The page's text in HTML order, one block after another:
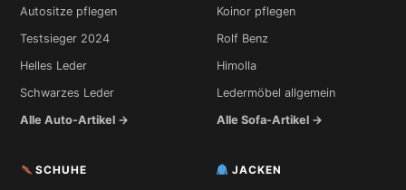
Autositze pflegen
Testsieger 2024
Helles Leder
Schwarzes Leder
Alle Auto-Artikel →
Koinor pflegen
Rolf Benz
Himolla
Ledermöbel allgemein
Alle Sofa-Artikel →
SCHUHE JACKEN